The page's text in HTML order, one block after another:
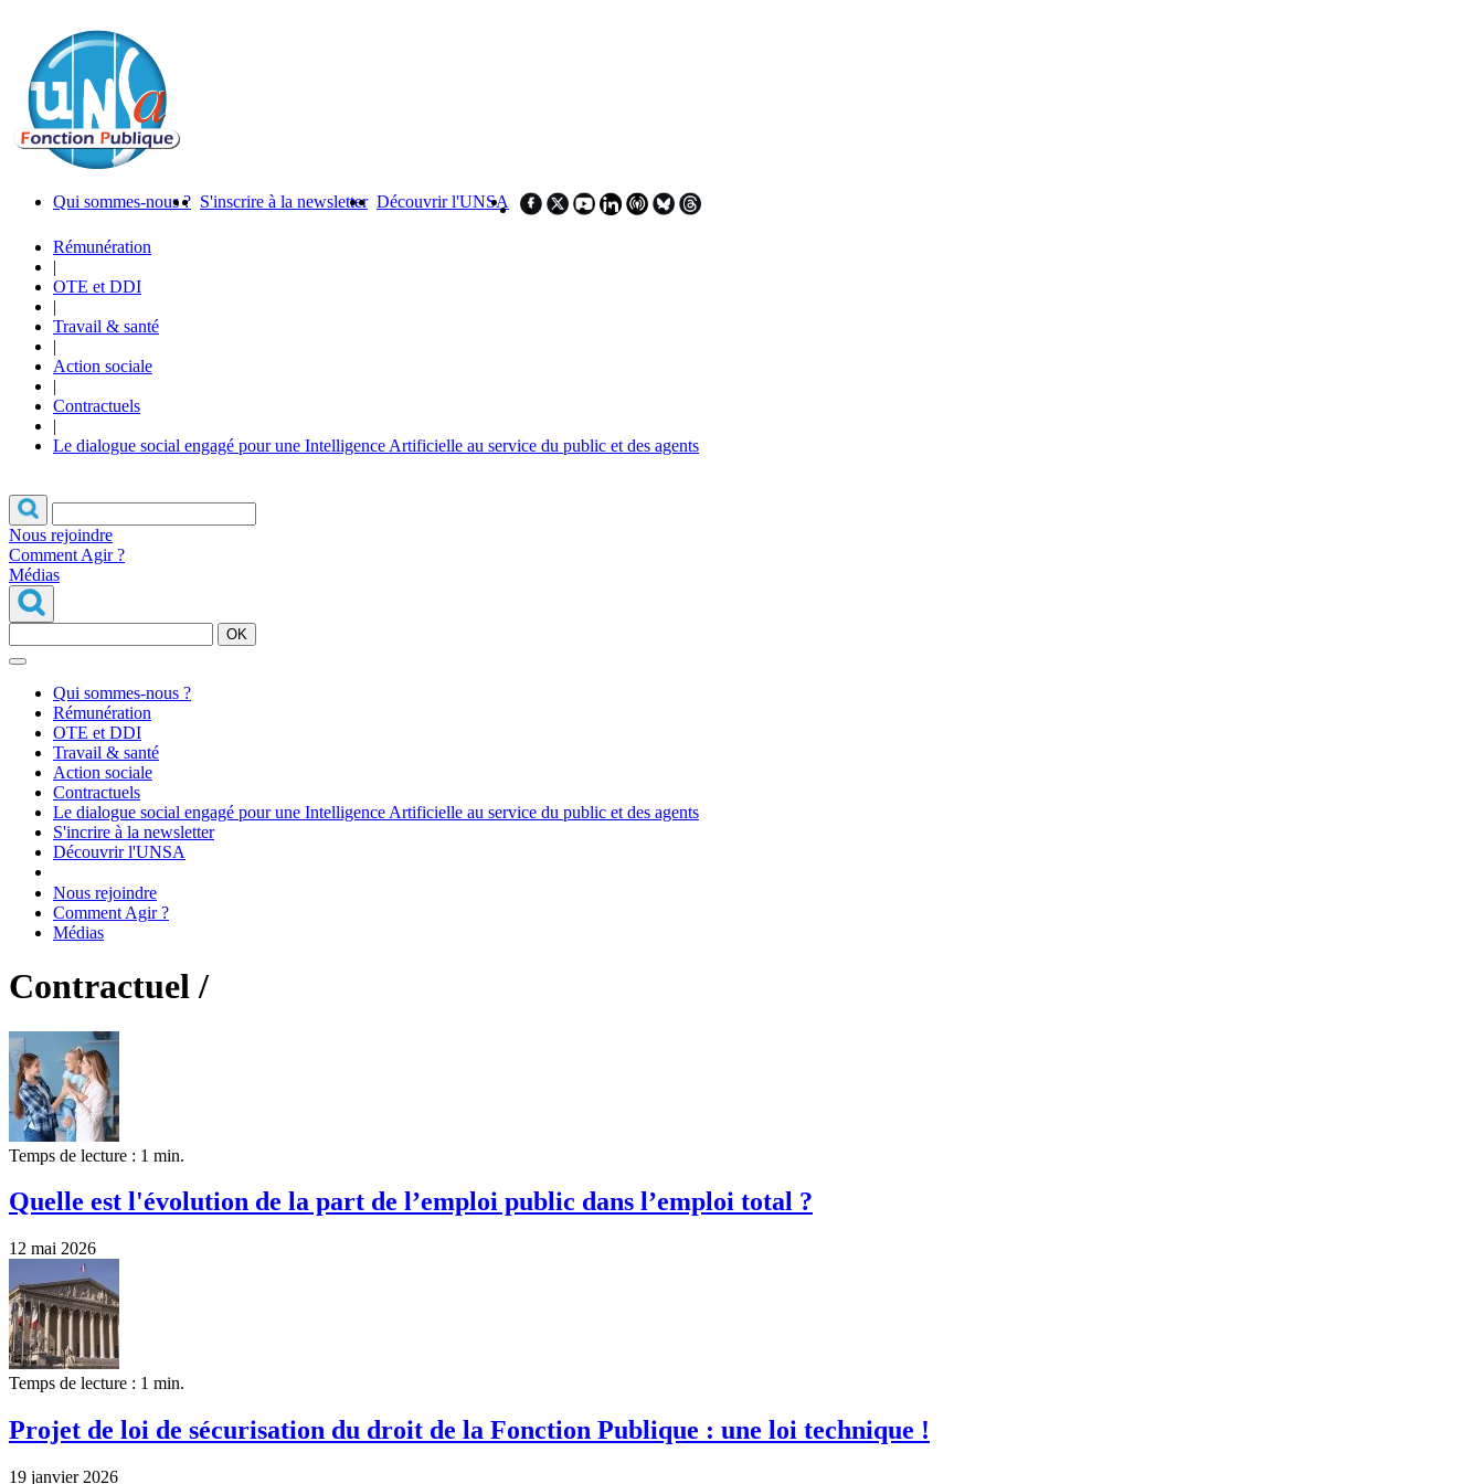
Qui sommes-nous ? S'inscrire à la newsletter Découvrir l'UNSA
Rémunération
|
OTE et DDI
|
Travail & santé
|
Action sociale
|
Contractuels
|
Le dialogue social engagé pour une Intelligence Artificielle au service du public et des agents
Nous rejoindre
Comment Agir ?
Médias
OK
Qui sommes-nous ?
Rémunération
OTE et DDI
Travail & santé
Action sociale
Contractuels
Le dialogue social engagé pour une Intelligence Artificielle au service du public et des agents
S'incrire à la newsletter
Découvrir l'UNSA
Nous rejoindre
Comment Agir ?
Médias
Contractuel /
Temps de lecture : 1 min.
Quelle est l'évolution de la part de l’emploi public dans l’emploi total ?
12 mai 2026
Temps de lecture : 1 min.
Projet de loi de sécurisation du droit de la Fonction Publique : une loi technique !
19 janvier 2026